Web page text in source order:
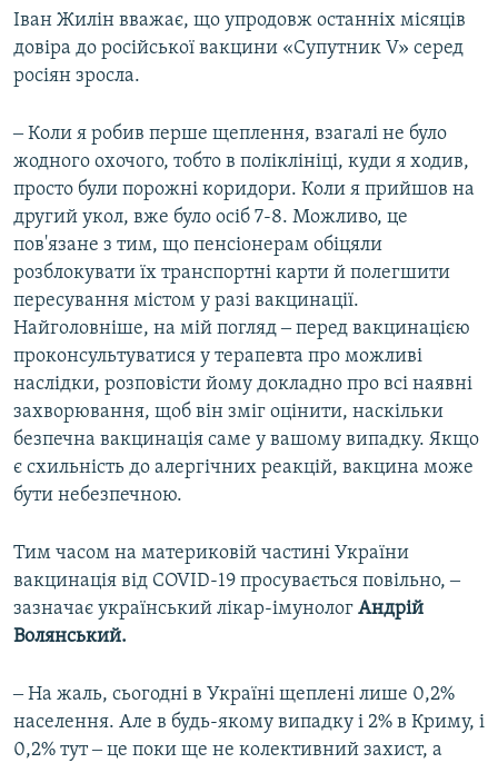
v
i
o
s
l
i
d
e
t
s
l
d
e
Іван Жилін вважає, що упродовж останніх місяців
довіра до російської вакцини «Супутник V» серед
росіян зросла.
‒ Коли я робив перше щеплення, взагалі не було
жодного охочого, тобто в поліклініці, куди я ходив,
просто були порожні коридори. Коли я прийшов на
другий укол, вже було осіб 7-8. Можливо, це
пов'язане з тим, що пенсіонерам обіцяли
розблокувати їх транспортні карти й полегшити
пересування містом у разі вакцинації.
Найголовніше, на мій погляд ‒ перед вакцинацією
проконсультуватися у терапевта про можливі
наслідки, розповісти йому докладно про всі наявні
захворювання, щоб він зміг оцінити, наскільки
безпечна вакцинація саме у вашому випадку. Якщо
є схильність до алергічних реакцій, вакцина може
бути небезпечною.
Тим часом на материковій частині України
вакцинація від COVID-19 просувається повільно, ‒
зазначає український лікар-імунолог Андрій
Волянський.
‒ На жаль, сьогодні в Україні щеплені лише 0,2%
населення. Але в будь-якому випадку і 2% в Криму, і
0,2% тут ‒ це поки ще не колективний захист, а